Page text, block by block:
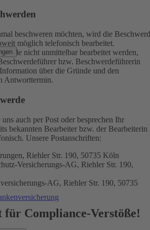
beschweren möchten, wird die
möglich telefonisch bearbeitet.
nicht unmittelbar bearbeitet werden,
bzw. Beschwerdeführerin
über die Gründe und den
Antworttermin.
auch per Post oder besprechen Ihr
bekannten Bearbeiter bzw. der Bearbeiterin
Unsere Postanschriften:
Riehler Str. 190, 50735 Köln
Versicherungs-AG, Riehler Str. 190,
AG, Riehler Str. 190, 50735
Compliance-Verstöße!